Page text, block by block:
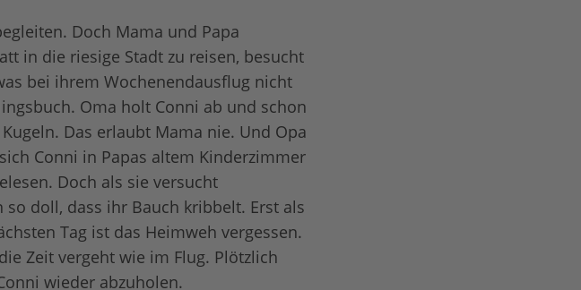
Doch Mama und Papa
in die riesige Stadt zu reisen, besucht
bei ihrem Wochenendausflug nicht
Oma holt Conni ab und schon
Das erlaubt Mama nie. Und Opa
Conni in Papas altem Kinderzimmer
Doch als sie versucht
doll, dass ihr Bauch kribbelt. Erst als
Tag ist das Heimweh vergessen.
Zeit vergeht wie im Flug. Plötzlich
wieder abzuholen.